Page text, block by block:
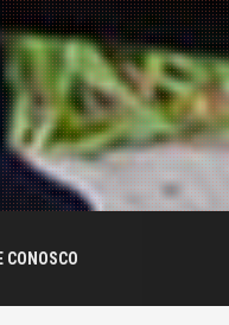
CONOSCO